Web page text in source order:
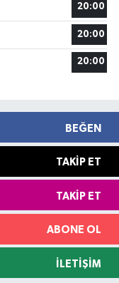
20:00
20:00
20:00
BEĞEN
TAKIP ET
TAKIP ET
ABONE OL
İLETIŞIM